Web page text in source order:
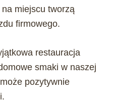
miejscu tworzą
firmowego.
restauracja
smaki w naszej
pozytywnie